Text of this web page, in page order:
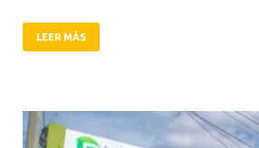
LEER MÁS